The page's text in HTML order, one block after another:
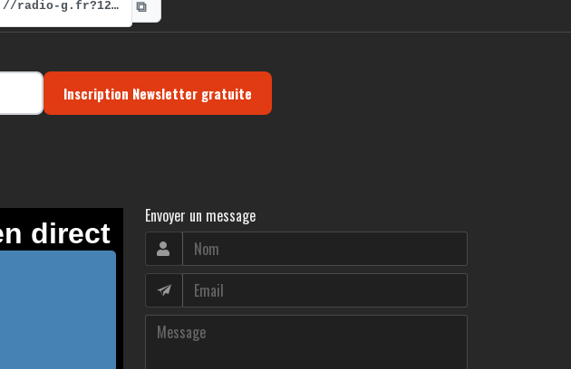
https://radio-g.fr?12096 ⧉
Inscription Newsletter gratuite
Envoyer un message